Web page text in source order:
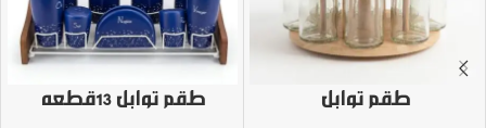
طقم توابل طقم توابل 13قطعه